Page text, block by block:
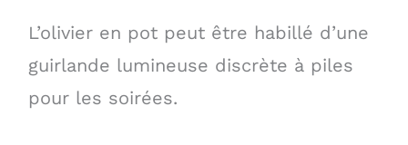
L’olivier en pot peut être habillé d’une
guirlande lumineuse discrète à piles
pour les soirées.